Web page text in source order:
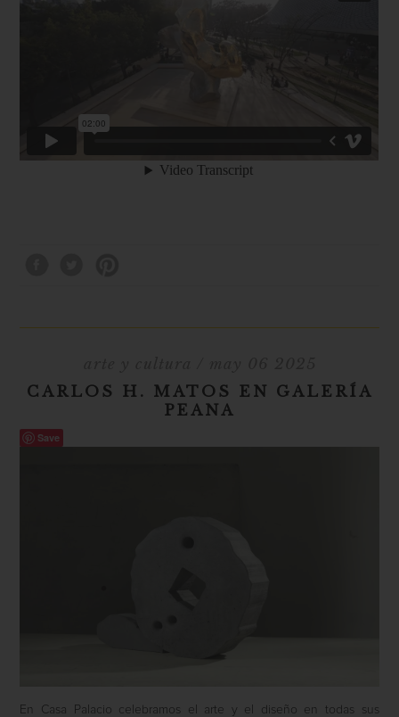
CARLOS H. MATOS EN GALERÍA
PEANA
Save
En Casa Palacio celebramos el arte y el diseño en todas sus